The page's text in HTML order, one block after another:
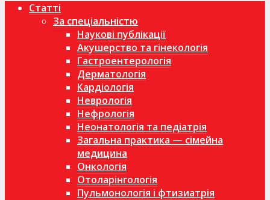
Статті
За спеціальністю
Наукові публікації
Акушерство та гінекологія
Гастроентерологія
Дерматологія
Кардіологія
Неврологія
Нефрологія
Неонатологія та педіатрія
Загальна практика — сімейна
медицина
Онкологія
Отоларінгологія
Пульмонологія і фтизиатрія